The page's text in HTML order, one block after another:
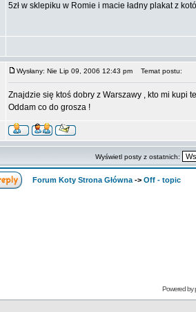
5zł w sklepiku w Romie i macie ładny plakat z
Wysłany: Nie Lip 09, 2006 12:43 pm Temat postu:
Znajdzie się ktoś dobry z Warszawy , kto mi kupi
Oddam co do grosza !
Wyświetl posty z ostatnich:
Forum Koty Strona Główna -> Off - topic
Powered by